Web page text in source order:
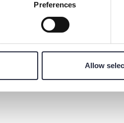
Preferences
Allow